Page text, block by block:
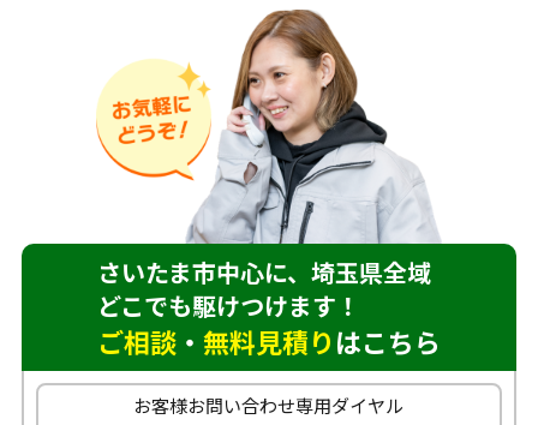
さいたま市中心に、埼玉県全域
どこでも駆けつけます！
ご相談 ・ 無料見積りはこちら
お客様お問い合わせ専用ダイヤル